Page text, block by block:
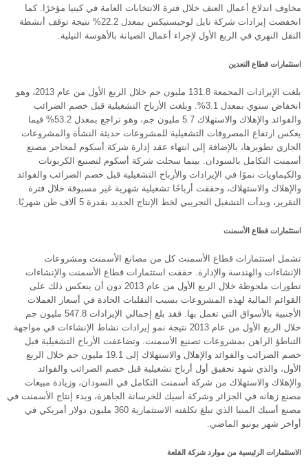
مخاوف اندلاع أعمال العنف خلال فترة الانتخابات العامة في كينيا مؤخرًا. كما
انخفضت إيرادات شركة نايل لوجيستيكس بمعدل 22.2% نتيجة توقف أنشطة
النقل النهري في الربع الأول لإجراء أعمال الصيانة بالأهوسة النيلية.
استثمارات قطاع التعدين
بلغت الإيرادات المجمعة 131.8 مليون جم خلال الربع الأول من عام 2013، وهو
انخفاض سنوي بمعدل 3.1%. وبلغت الأرباح التشغيلية قبل خصم الضرائب
والفوائد والإهلاك والاستهلاك 5.7 مليون جم، وهو تراجع بمعدل 53.2% فيما
يعكس ارتفاع المصروفات التشغيلية للمشروعات حديثة النشأة والمشروعات
الجاري تطويرها، بالإضافة إلى انتهاء عقد إدارة شركة أسكوم لمحاجر مصنع
أسمنت التكامل بالسودان. بينما سجلت شركة أسكوم لتصنيع الكربونات
والكيماويات نموًا في الإيرادات والأرباح التشغيلية قبل خصم الضرائب والفوائد
والإهلاك والاستهلاك، وحققت أرباحًا تشغيلية شهرية غير مسبوقة خلال فترة
التقرير، وبدأت التشغيل التجريبي لخط الإنتاج الجديد بقدرة 5 آلاف طن شهريًا.
استثمارات قطاع الأسمنت
تشمل استثمارات قطاع الأسمنت كل من مصانع الأسمنت ومشروعات
الإنشاءات والهندسة والإدارة. حققت استثمارات قطاع الأسمنت والإنشاءات
تطورات ملحوظة خلال الربع الأول من عام 2013 دون أن ينعكس ذلك على
القوائم المالية لهذه المشروعات بسبب التقلبات الحادة في أسعار العملات
الأجنبية بالأسواق التي تعمل بها. فقد بلغ إجمالي الإيرادات 547.8 مليون جم
خلال الربع الأول من عام 2013 نتيجة نمو إيرادات نشاط الإنشاءات في مواجهة
التباطؤ الراهن بمشروعات تصنيع الأسمنت. وتضاعفت الأرباح التشغيلية قبل
خصم الضرائب والفوائد والإهلال والاستهلاك إلى 19.1 مليون جم خلال الربع
الأول، والذي شهد تحقيق أول أرباح تشغيلية قبل خصم الضرائب والفوائد
والإهلاك والاستهلاك من شركة أسمنت التكامل في السودان، وزيادة مبيعات
مصنع زهانه في الجزائر وشركة أسيك للخرسانة الجاهزة، وبدء إنتاج الأسمنت في
مصنع أسيك المنيا الذي تبلغ تكلفته الاستثمارية 360 مليون دولار أمريكي في
أواخر شهر يونيو الماضي.
الاستثمارات الرئيسية من موارد شركة القلعة